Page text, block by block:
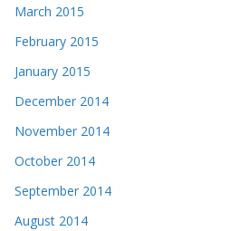
March 2015
February 2015
January 2015
December 2014
November 2014
October 2014
September 2014
August 2014